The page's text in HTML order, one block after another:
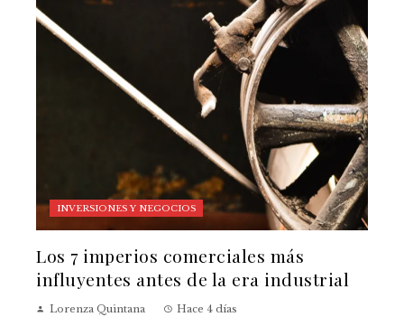
INVERSIONES Y NEGOCIOS
Los 7 imperios comerciales más
influyentes antes de la era industrial
Lorenza Quintana Hace 4 días